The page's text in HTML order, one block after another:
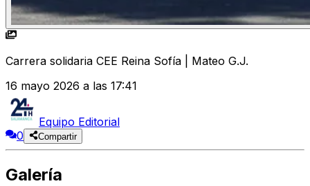
Carrera solidaria CEE Reina Sofía | Mateo G.J.
16 mayo 2026 a las 17:41
Equipo Editorial
0
Compartir
Galería